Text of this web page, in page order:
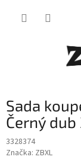
Sada
Černý dub
3328374
Značka: ZBXL